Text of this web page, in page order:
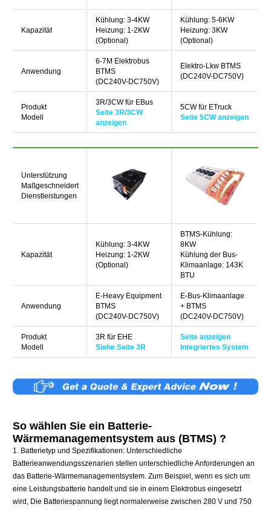
Kapazität
Kühlung: 3-4KW
Heizung: 1-2KW
(Optional)
Kühlung: 5-6KW
Heizung: 3KW
(Optional)
Anwendung
6-7M Elektrobus
BTMS
(DC240V-DC750V)
Elektro-Lkw BTMS
(DC240V-DC750V)
Produkt
Modell
3R/3CW für EBus
Seite 3R/3CW
anzeigen
5CW für ETruck
Seite 5CW anzeigen
Unterstützung
Maßgeschneidert
Dienstleistungen
Kapazität
Kühlung: 3-4KW
Heizung: 1-2KW
(Optional)
BTMS-Kühlung:
8KW
Kühlung der Bus-
Klimaanlage: 143K
BTU
Anwendung
E-Heavy Equipment
BTMS
(DC240V-DC750V)
E-Bus-Klimaanlage
+ BTMS
(DC240V-DC750V)
Produkt
Modell
3R für EHE
Siehe Seite 3R
Seite anzeigen
Integriertes System
So wählen Sie ein Batterie-
Wärmemanagementsystem aus (BTMS) ?
1. Batterietyp und Spezifikationen: Unterschiedliche
Batterieanwendungsszenarien stellen unterschiedliche Anforderungen an
das Batterie-Wärmemanagementsystem. Zum Beispiel, wenn es sich um
eine Leistungsbatterie handelt und sie in einem Elektrobus eingesetzt
wird, Die Batteriespannung liegt normalerweise zwischen 280 V und 750